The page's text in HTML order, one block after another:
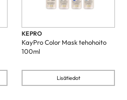
KEPRO
KayPro Color Mask tehohoito
100ml
Lisätiedot